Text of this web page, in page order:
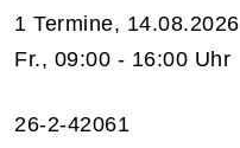
1 Termine, 14.08.2026
Fr., 09:00 - 16:00 Uhr
26-2-42061